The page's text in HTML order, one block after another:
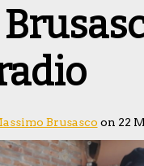
Brusasco on 22